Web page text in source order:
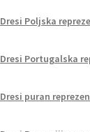
Dresi Poljska
Dresi Portugalska
Dresi puran